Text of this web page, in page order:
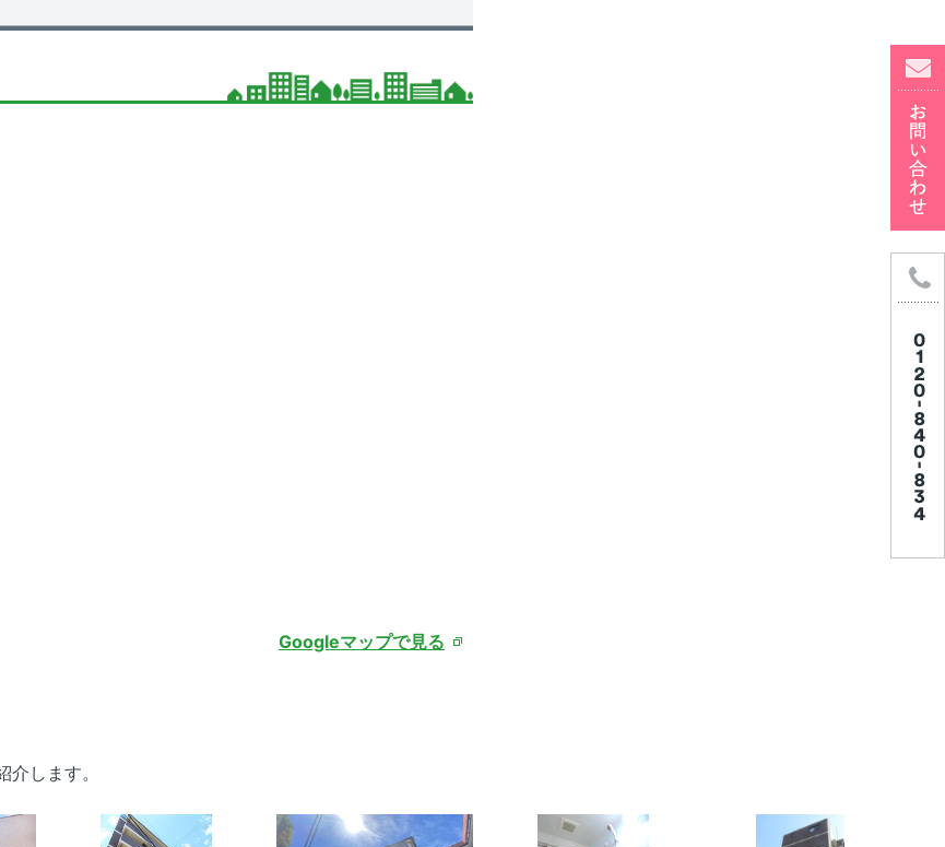
Googleマップで見る
します。